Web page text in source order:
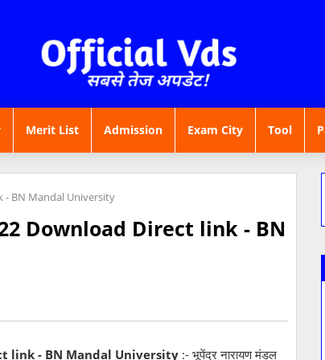
Merit List Admission Exam City Tool
- BN Mandal University
Download Direct link - BN
link - BN Mandal University :- भूपेंद्र नारायण मंडल